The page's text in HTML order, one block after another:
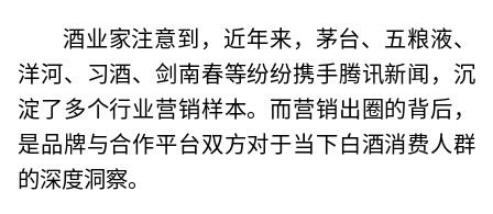
酒业家注意到，近年来，茅台、五粮液、
洋河、习酒、剑南春等纷纷携手腾讯新闻，沉
淀了多个行业营销样本。而营销出圈的背后，
是品牌与合作平台双方对于当下白酒消费人群
的深度洞察。